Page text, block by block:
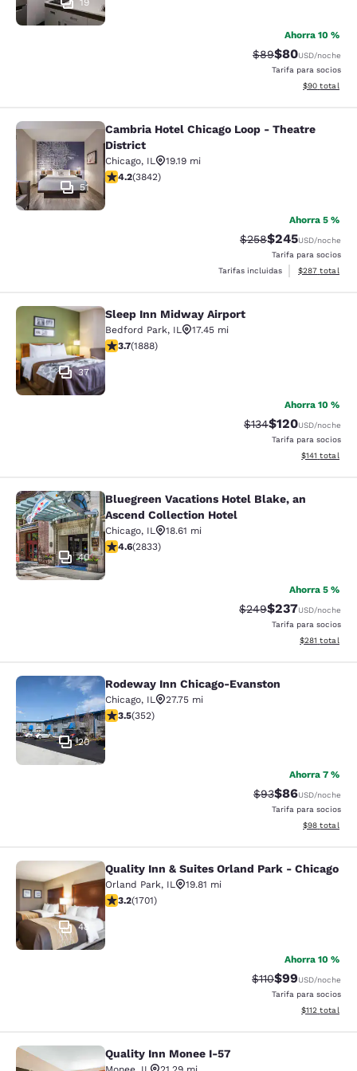
19
Ahorra 10 %
Precio tachado:
$89Precio con
$80USD/noche
Tarifa para socios
Ver detalles
$90 total
Cambria Hotel Chicago Loop -
51
Cambria Hotel Chicago Loop - Theatre
District
Chicago, IL
19.19 mi
calificación de 4.21 estrellas. Excelente. 3842 reseñas
4.2(3842)
Ahorra 5 %
Precio tachado:
$258Precio con
$245USD/noche
Tarifa para socios
Tarifas incluidas
Ver detalles
$287 total
Sleep Inn Midway Airport
37
Sleep Inn Midway Airport
Bedford Park, IL
17.45 mi
calificación de 3.71 estrellas. Bueno. 1888 reseñas
3.7(1888)
Ahorra 10 %
Precio tachado:
$134Precio con
$120USD/noche
Tarifa para socios
Ver detalles
$141 total
Bluegreen Vacations Hotel Blake,
40
Bluegreen Vacations Hotel Blake, an
Ascend Collection Hotel
Chicago, IL
18.61 mi
calificación de 4.59 estrellas. Excelente. 2833 reseñas
4.6(2833)
Ahorra 5 %
Precio tachado:
$249Precio con
$237USD/noche
Tarifa para socios
Ver detalles
$281 total
Rodeway Inn Chicago-Evanston
20
Rodeway Inn Chicago-Evanston
Chicago, IL
27.75 mi
calificación de 3.47 estrellas. Bueno. 352 reseñas
3.5(352)
Ahorra 7 %
Precio tachado:
$93Precio con
$86USD/noche
Tarifa para socios
Ver detalles
$98 total
Quality Inn & Suites Orland Park -
48
Quality Inn & Suites Orland Park - Chicago
Orland Park, IL
19.81 mi
calificación de 3.22 estrellas. Bueno. 1701 reseñas
3.2(1701)
Ahorra 10 %
Precio tachado:
$110Precio con
$99USD/noche
Tarifa para socios
Ver detalles
$112 total
Quality Inn Monee I-57
Quality Inn Monee I-57